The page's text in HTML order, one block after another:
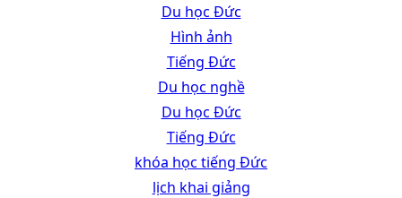
Du học Đức
Hình ảnh
Tiếng Đức
Du học nghề
Du học Đức
Tiếng Đức
khóa học tiếng Đức
lịch khai giảng